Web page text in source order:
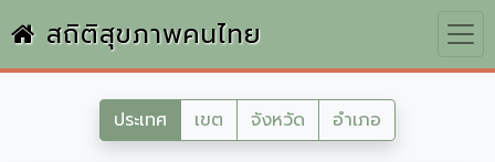
สถิติสุขภาพคนไทย
ประเทศ เขต จังหวัด อำเภอ